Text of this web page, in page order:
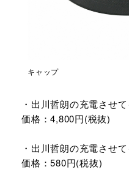
キャップ
・出川哲朗の充電させ
価格：4,800円(税抜)
・出川哲朗の充電させ
価格：580円(税抜)